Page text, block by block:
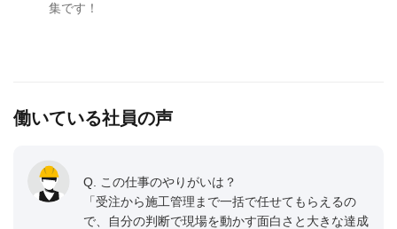
集です！
働いている社員の声
Q. この仕事のやりがいは？
「受注から施工管理まで一括で任せてもらえるの
で、自分の判断で現場を動かす面白さと大きな達成